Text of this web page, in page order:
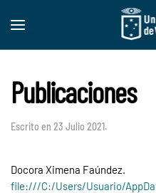
Skip to main content
Publicaciones
Escrito en 23 Julio 2021.
Docora Ximena Faúndez.
file:///C:/Users/Usuario/